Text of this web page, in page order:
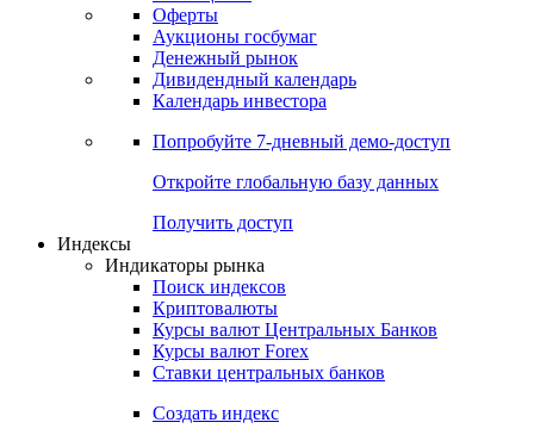
Оферты
Аукционы госбумаг
Денежный рынок
Дивидендный календарь
Календарь инвестора
Попробуйте 7-дневный демо-доступ
Откройте глобальную базу данных
Получить доступ
Индексы
Индикаторы рынка
Поиск индексов
Криптовалюты
Курсы валют Центральных Банков
Курсы валют Forex
Ставки центральных банков
Создать индекс